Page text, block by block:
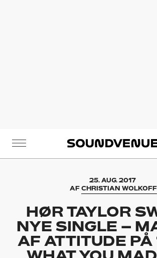
25. AUG. 2017
AFCHRISTIAN WOLKOFF
HØR TAYLOR
NYE SINGLE –
AF ATTITUDE PÅ